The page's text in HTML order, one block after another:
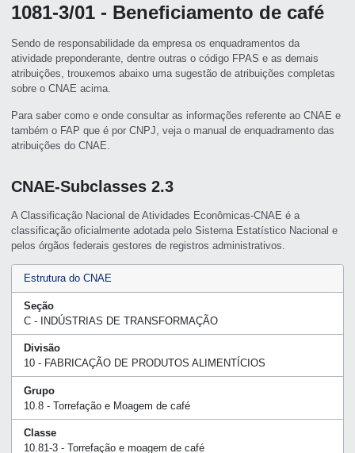
1081-3/01 - Beneficiamento de café
Sendo de responsabilidade da empresa os enquadramentos da
atividade preponderante, dentre outras o código FPAS e as demais
atribuições, trouxemos abaixo uma sugestão de atribuições completas
sobre o CNAE acima.
Para saber como e onde consultar as informações referente ao CNAE e
também o FAP que é por CNPJ, veja o manual de enquadramento das
atribuições do CNAE.
CNAE-Subclasses 2.3
A Classificação Nacional de Atividades Econômicas-CNAE é a
classificação oficialmente adotada pelo Sistema Estatístico Nacional e
pelos órgãos federais gestores de registros administrativos.
Estrutura do CNAE
Seção
C - INDÚSTRIAS DE TRANSFORMAÇÃO
Divisão
10 - FABRICAÇÃO DE PRODUTOS ALIMENTÍCIOS
Grupo
10.8 - Torrefação e Moagem de café
Classe
10.81-3 - Torrefação e moagem de café